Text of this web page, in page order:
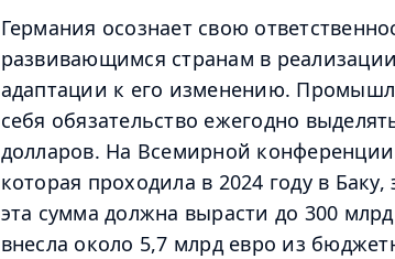
Германия осознает свою
развивающимся странам в
адаптации к его изменению.
себя обязательство ежегодно
долларов. На Всемирной
которая проходила в 2024 году в
эта сумма должна вырасти до 300
внесла около 5,7 млрд евро из